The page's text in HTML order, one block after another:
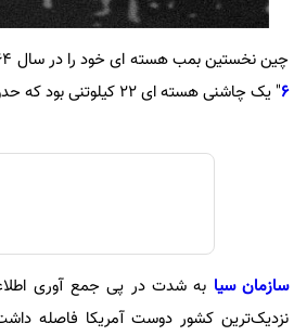
چین نخستین بمب هسته ای خود را در سال 1964 در سایت آزمایش لوپ نور (Lop Nur) در غرب چین آزمایش کرد. "
6" یک چاشنی هسته ای 22 کیلوتنی بود که حدود 50 درصد قوی‌تر از بمب هسته ای بود که در شهر هیروشیما، ژاپن منفجر شد.
سازمان سیا به شدت در پی جمع آوری
نزدیک‌ترین کشور دوست آمریکا فاصله